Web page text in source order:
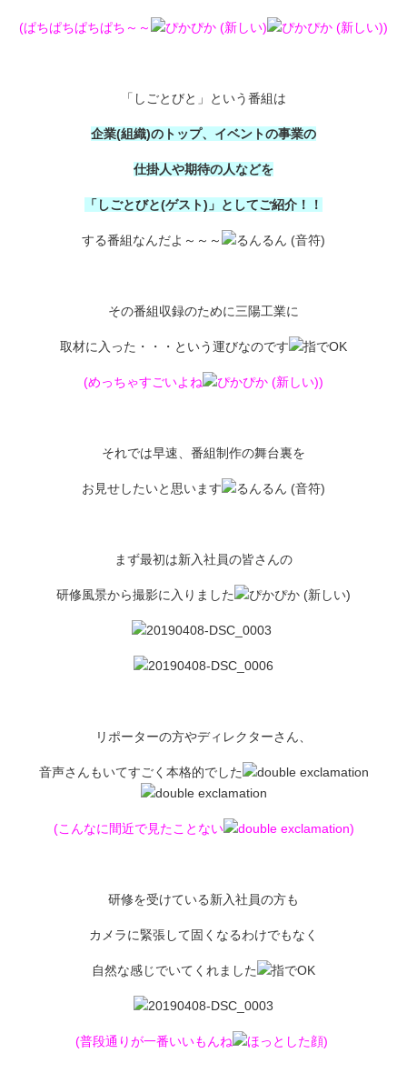
(ぱちぱちぱちぱち～～ )
「しごとびと」という番組は
企業(組織)のトップ、イベントの事業の
仕掛人や期待の人などを
「しごとびと(ゲスト)」としてご紹介！！
する番組なんだよ～～～
その番組収録のために三陽工業に
取材に入った・・・という運びなのです
(めっちゃすごいよね )
それでは早速、番組制作の舞台裏を
お見せしたいと思います
まず最初は新入社員の皆さんの
研修風景から撮影に入りました
リポーターの方やディレクターさん、
音声さんもいてすごく本格的でした
(こんなに間近で見たことない )
研修を受けている新入社員の方も
カメラに緊張して固くなるわけでもなく
自然な感じでいてくれました
(普段通りが一番いいもんね )